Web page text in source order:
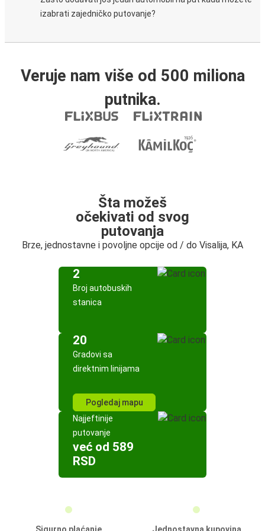
izabrati zajedničko putovanje?
Veruje nam više od 500 miliona
putnika.
Šta možeš
očekivati od svog
putovanja
Brze, jednostavne i povoljne opcije od / do Visalija, KA
2
Broj autobuskih
stanica
20
Gradovi sa
direktnim linijama
Pogledaj mapu
Najjeftinije
putovanje
već od 589
RSD